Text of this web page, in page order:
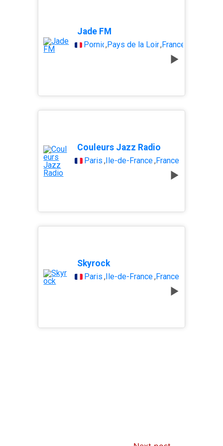
Jade FM
Pornic,Pays de la Loire
,France
Couleurs Jazz Radio
Paris , Île-de-France,France
Skyrock
Paris , Île-de-France,France